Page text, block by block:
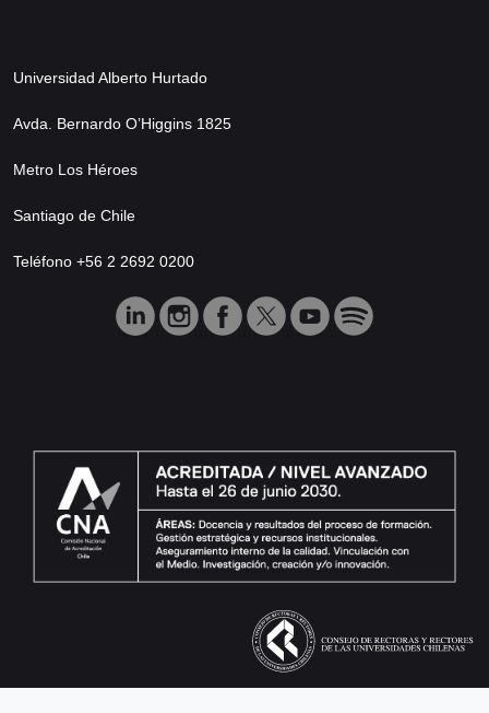
Universidad Alberto Hurtado
Avda. Bernardo O’Higgins 1825
Metro Los Héroes
Santiago de Chile
Teléfono +56 2 2692 0200